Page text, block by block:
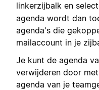
linkerzijbalk en
agenda wordt dan
agenda's die
mailaccount in je
Je kunt de agenda
verwijderen door
agenda van je